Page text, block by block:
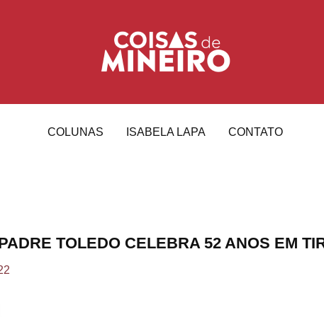
COLUNAS ISABELA LAPA CONTATO
TOLEDO CELEBRA 52 ANOS EM